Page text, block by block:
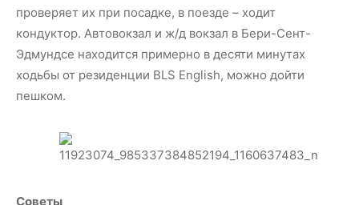
проверяет их при посадке, в поезде – ходит
кондуктор. Автовокзал и ж/д вокзал в Бери-Сент-
Эдмундсе находится примерно в десяти минутах
ходьбы от резиденции BLS English, можно дойти
пешком.
Советы